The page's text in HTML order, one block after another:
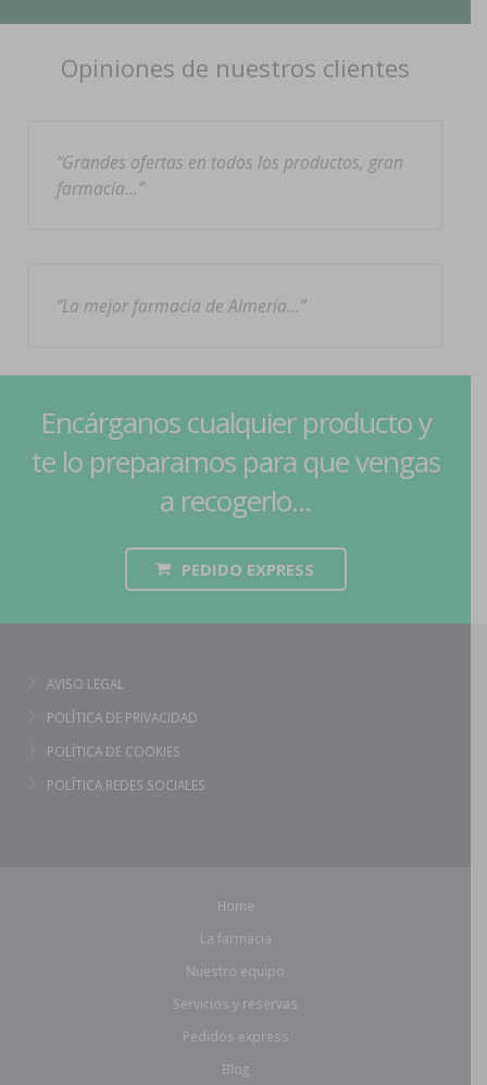
Opiniones de nuestros clientes
Grandes ofertas en todos los productos, gran
farmacia…
La mejor farmacia de Almería…
Encárganos cualquier producto y
te lo preparamos para que vengas
a recogerlo...
PEDIDO EXPRESS
AVISO LEGAL
POLÍTICA DE PRIVACIDAD
POLÍTICA DE COOKIES
POLÍTICA REDES SOCIALES
Home
La farmacia
Nuestro equipo
Servicios y reservas
Pedidos express
Blog